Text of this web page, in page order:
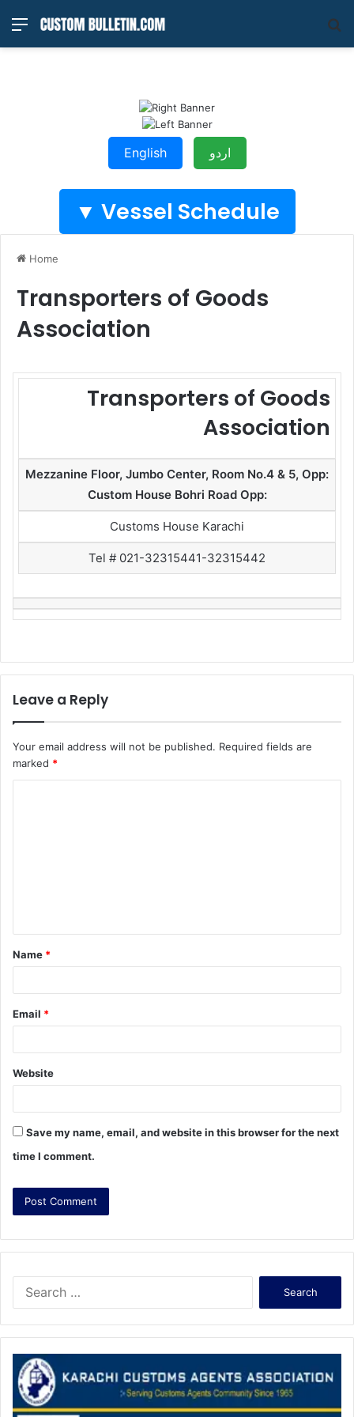
Menu
English اردو
Vessel Schedule ▼
Home
Transporters of Goods
Association
Transporters of Goods
Association
Mezzanine Floor, Jumbo Center, Room No.4 & 5, Opp:
Custom House Bohri Road Opp:
Customs House Karachi
Tel # 021-32315441-32315442
Leave a Reply
Your email address will not be published. Required fields are
marked *
t
*
Name *
Email *
Website
Save my name, email, and website in this browser for the next
time I comment.
f
o